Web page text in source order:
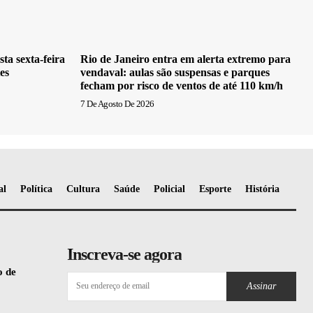
sexta-feira
Rio de Janeiro entra em alerta extremo para
vendaval: aulas são suspensas e parques
fecham por risco de ventos de até 110 km/h
7 De Agosto De 2026
Política Cultura Saúde Policial Esporte História
de
Inscreva-se agora
Assinar